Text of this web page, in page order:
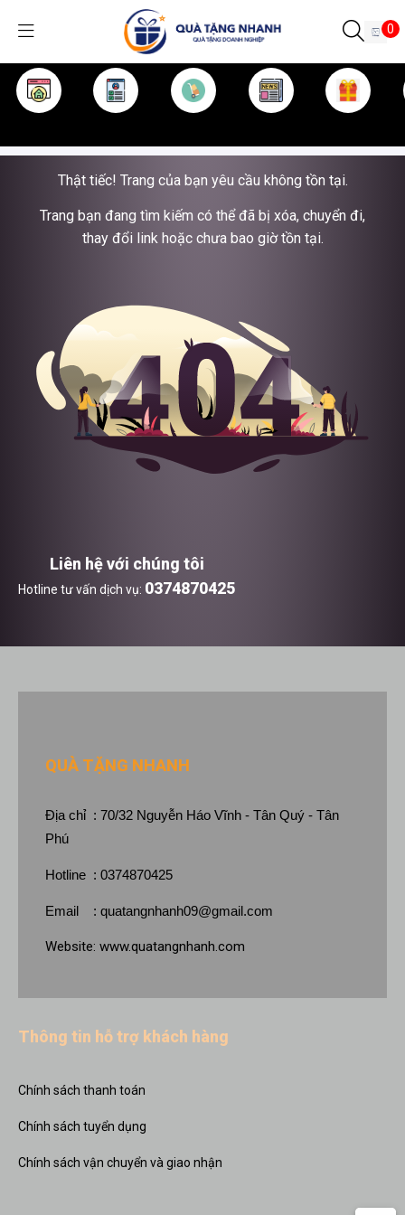
0
Thật tiếc! Trang của bạn yêu cầu không tồn tại.
Trang bạn đang tìm kiếm có thể đã bị xóa, chuyển đi,
thay đổi link hoặc chưa bao giờ tồn tại.
Liên hệ với chúng tôi
Hotline tư vấn dịch vụ: 0374870425
QUÀ TẶNG NHANH
Địa chỉ : 70/32 Nguyễn Háo Vĩnh - Tân Quý - Tân
Phú
Hotline : 0374870425
Email : quatangnhanh09@gmail.com
Website: www.quatangnhanh.com
Thông tin hỗ trợ khách hàng
Chính sách thanh toán
Chính sách tuyển dụng
Chính sách vận chuyển và giao nhận